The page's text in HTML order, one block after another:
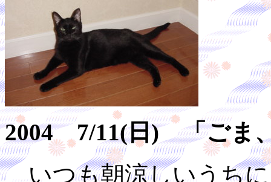
2004 7/11(日) 「ごま
いつも朝涼しいうちに